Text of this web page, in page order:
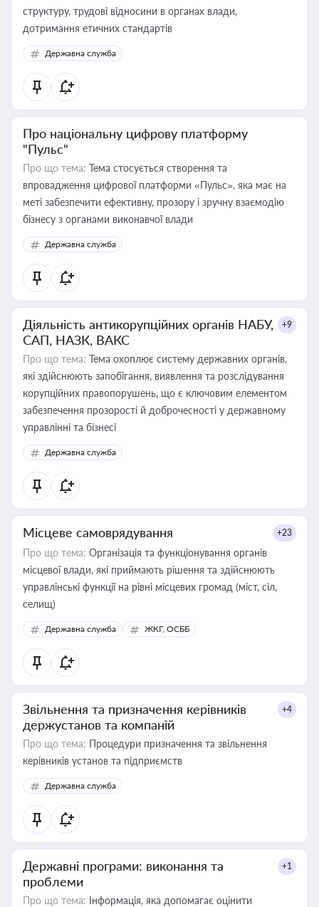
структуру, трудові відносини в органах влади,
дотримання етичних стандартів
Державна служба
Про національну цифрову платформу
"Пульс"
Про що тема: Тема стосується створення та
впровадження цифрової платформи «Пульс», яка має на
меті забезпечити ефективну, прозору і зручну взаємодію
бізнесу з органами виконавчої влади
Державна служба
Діяльність антикорупційних органів НАБУ,
САП, НАЗК, ВАКС
+9
Про що тема: Тема охоплює систему державних органів,
які здійснюють запобігання, виявлення та розслідування
корупційних правопорушень, що є ключовим елементом
забезпечення прозорості й доброчесності у державному
управлінні та бізнесі
Державна служба
Місцеве самоврядування +23
Про що тема: Організація та функціонування органів
місцевої влади, які приймають рішення та здійснюють
управлінські функції на рівні місцевих громад (міст, сіл,
селищ)
Державна служба ЖКГ, ОСББ
Звільнення та призначення керівників
держустанов та компаній
+4
Про що тема: Процедури призначення та звільнення
керівників установ та підприємств
Державна служба
Державні програми: виконання та
проблеми
+1
Про що тема: Інформація, яка допомагає оцінити